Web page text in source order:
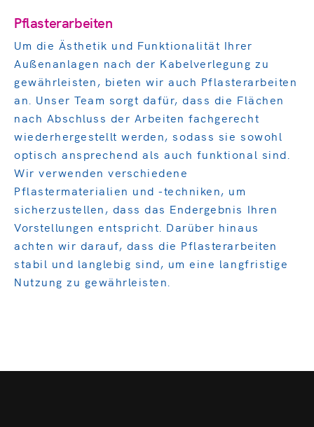
Pflasterarbeiten
Um die Ästhetik und Funktionalität Ihrer
Außenanlagen nach der Kabelverlegung zu
gewährleisten, bieten wir auch Pflasterarbeiten
an. Unser Team sorgt dafür, dass die Flächen
nach Abschluss der Arbeiten fachgerecht
wiederhergestellt werden, sodass sie sowohl
optisch ansprechend als auch funktional sind.
Wir verwenden verschiedene
Pflastermaterialien und -techniken, um
sicherzustellen, dass das Endergebnis Ihren
Vorstellungen entspricht. Darüber hinaus
achten wir darauf, dass die Pflasterarbeiten
stabil und langlebig sind, um eine langfristige
Nutzung zu gewährleisten.